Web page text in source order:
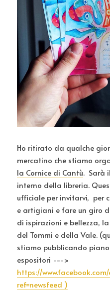
Ho ritirato da qualche
mercatino che stiamo
la Cornice di Cantù.  Sarà
interno della libreria.
ufficiale per invitarvi,  per
e artigiani e fare un giro
di ispirazioni e bellezza,
del Tommi e della Vale.
stiamo pubblicando
https://
ref=newsfeed )